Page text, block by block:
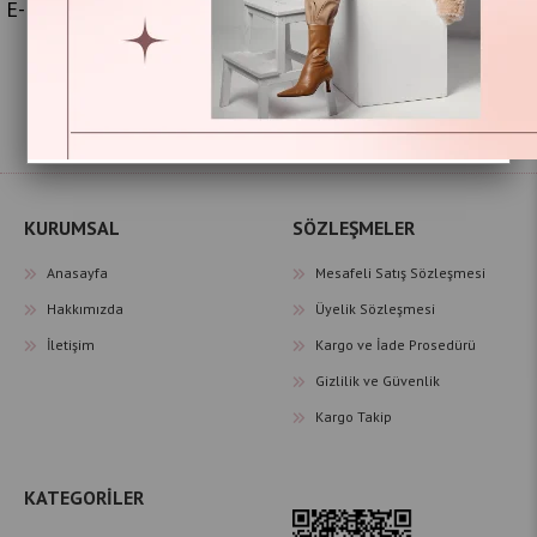
E-BÜLTEN ABONELİK
E- Bültene Üye Olarak, İNDİRİM, KAMPANYA ve YENİ ÜRÜNLERDENİlk Siz
Haberdar Olun
KURUMSAL
Anasayfa
Hakkımızda
İletişim
SÖZLEŞMELER
Mesafeli Satış Sözleşmesi
Üyelik Sözleşmesi
Kargo ve İade Prosedürü
Gizlilik ve Güvenlik
Kargo Takip
KATEGORİLER